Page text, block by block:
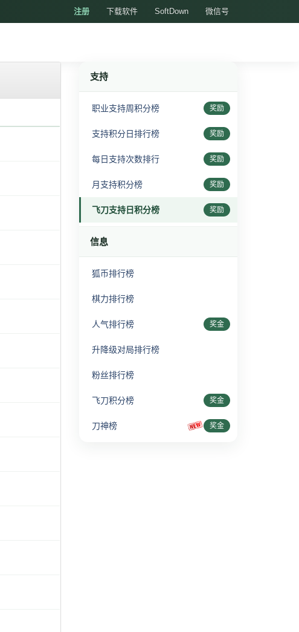
注册 下载软件 SoftDown 微信号
支持
职业支持周积分榜 奖励
支持积分日排行榜 奖励
每日支持次数排行 奖励
月支持积分榜 奖励
飞刀支持日积分榜 奖励
信息
狐币排行榜
棋力排行榜
人气排行榜 奖金
升降级对局排行榜
粉丝排行榜
飞刀积分榜 奖金
刀神榜 奖金